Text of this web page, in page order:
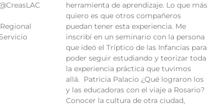
herramienta de aprendizaje. Lo que más
quiero es que otros compañeros
puedan tener esta experiencia. Me
inscribí en un seminario con la persona
que ideó el Tríptico de las Infancias para
poder seguir estudiando y teorizar toda
la experiencia práctica que tuvimos
allá. Patricia Palacio ¿Qué lograron los
y las educadoras con el viaje a Rosario?
Conocer la cultura de otra ciudad,